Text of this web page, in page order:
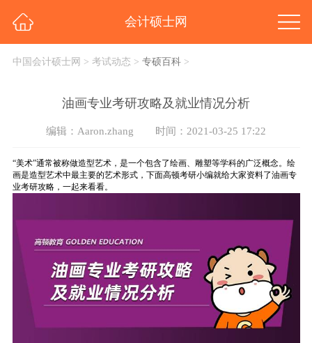
会计硕士网
中国会计硕士网 > 考试动态 > 专硕百科>
油画专业考研攻略及就业情况分析
编辑：Aaron.zhang 时间：2021-03-25 17:22
“美术”通常被称做造型艺术，是一个包含了绘画、雕塑等学科的广泛概念。绘
画是造型艺术中最主要的艺术形式，下面高顿考研小编就给大家资料了油画专
业考研攻略，一起来看看。